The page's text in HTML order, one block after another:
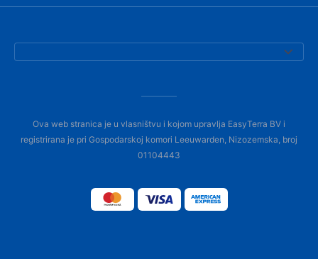
Ova web stranica je u vlasništvu i kojom upravlja EasyTerra BV i
registrirana je pri Gospodarskoj komori Leeuwarden, Nizozemska, broj
01104443